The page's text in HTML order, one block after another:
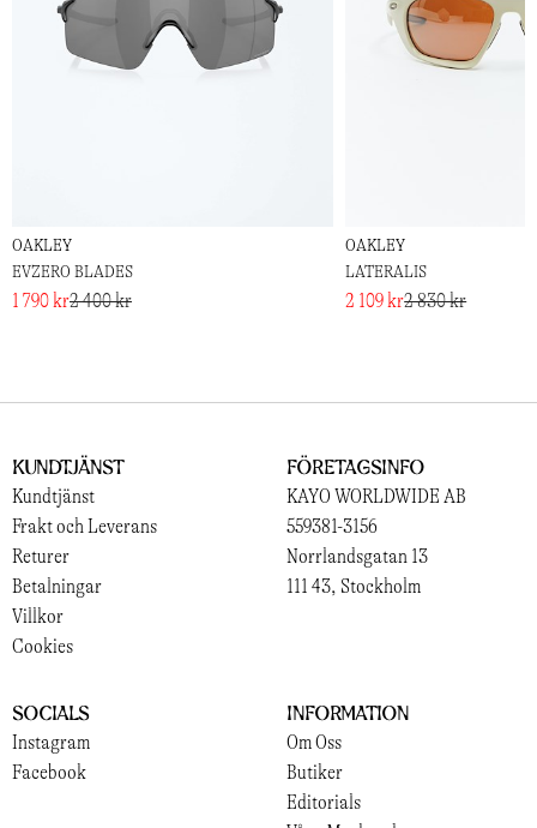
OAKLEY
EVZERO BLADES
1 790 kr2 400 kr
OAKLEY
LATERALIS
2 109 kr2 830 kr
Kundtjänst
Kundtjänst
Frakt och Leverans
Returer
Betalningar
Villkor
Cookies
Företagsinfo
KAYO WORLDWIDE AB
559381-3156
Norrlandsgatan 13
111 43, Stockholm
Socials
Instagram
Facebook
Information
Om Oss
Butiker
Editorials